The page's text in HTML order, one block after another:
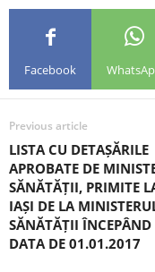
Facebook
Previous article
LISTA CU DETAȘĂRILE
APROBATE DE
SĂNĂTĂȚII, PRIMITE
IAȘI DE LA
SĂNĂTĂȚII ÎNCEPÂND
DATA DE 01.01.2017